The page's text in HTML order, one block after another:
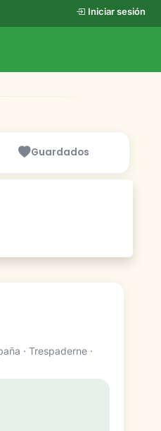
Iniciar sesión
Guardados
· Trespaderne ·